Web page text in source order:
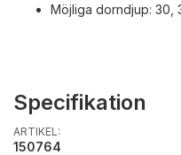
Möjliga dorndjup: 30,
Specifikation
ARTIKEL:
150764